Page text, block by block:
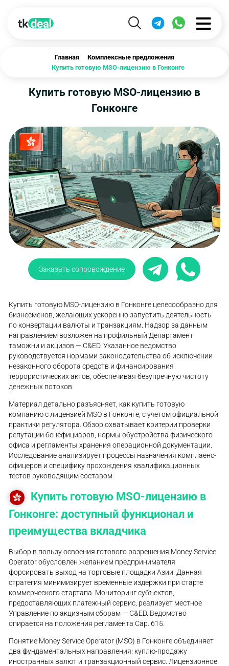
Главная
Комплексные предложения
Купить готовую MSO-лицензию в Гонконге
Купить готовую MSO-лицензию в
Гонконге
Заказать сопровождение
Купить готовую MSO-лицензию в Гонконге целесообразно для
бизнесменов, желающих ускоренно запустить деятельность
по конвертации валюты и транзакциям. Надзор за данным
направлением возложен на профильный Департамент
таможни и акцизов — C&ED. Указанное ведомство
руководствуется нормами законодательства об исключении
незаконного оборота средств и финансирования
террористических актов, обеспечивая безупречную чистоту
денежных потоков.
Материал детально разъясняет, как купить готовую
компанию с лицензией MSO в Гонконге, с учетом официальной
практики регулятора. Обзор охватывает критерии проверки
репутации бенефициаров, нормы обустройства физического
офиса и регламенты хранения операционной документации.
Исследование анализирует процессы назначения комплаенс-
офицеров и специфику прохождения квалификационных
тестов руководящим составом.
Купить готовую MSO-лицензию в
Гонконге: доступный функционал и
преимущества вкладчика
Выбор в пользу освоения готового разрешения Money Service
Operator обусловлен желанием предпринимателя
форсировать выход на торговые площадки Азии. Данная
стратегия минимизирует временные издержки при старте
коммерческого стартапа. Мониторинг субъектов,
предоставляющих платежный сервис, реализует местное
Управление по акцизным сборам — C&ED. Ведомство
опирается на положения регламента Cap. 615.
Понятие Money Service Operator (MSO) в Гонконге объединяет
два фундаментальных направления: куплю-продажу
иностранных валют и транзакционный сервис. Лицензионное